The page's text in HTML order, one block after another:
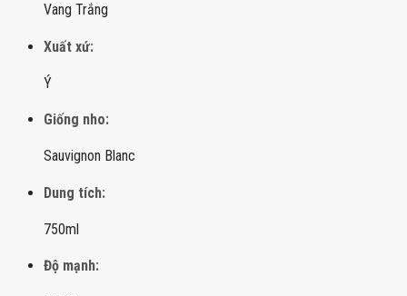
Vang Trắng
Xuất xứ:
Ý
Giống nho:
Sauvignon Blanc
Dung tích:
750ml
Độ mạnh: